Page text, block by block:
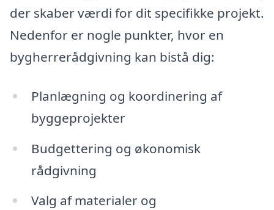
der skaber værdi for dit specifikke projekt.
Nedenfor er nogle punkter, hvor en
bygherrerådgivning kan bistå dig:
Planlægning og koordinering af
byggeprojekter
Budgettering og økonomisk
rådgivning
Valg af materialer og